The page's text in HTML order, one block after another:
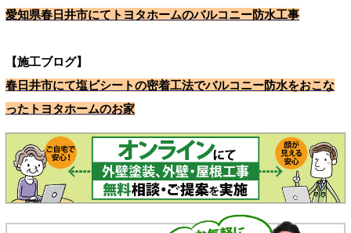
愛知県春日井市にてトヨタホームのバルコニー防水工事
【施工ブログ】
春日井市にて塩ビシートの密着工法でバルコニー防水をおこな
ったトヨタホームのお家